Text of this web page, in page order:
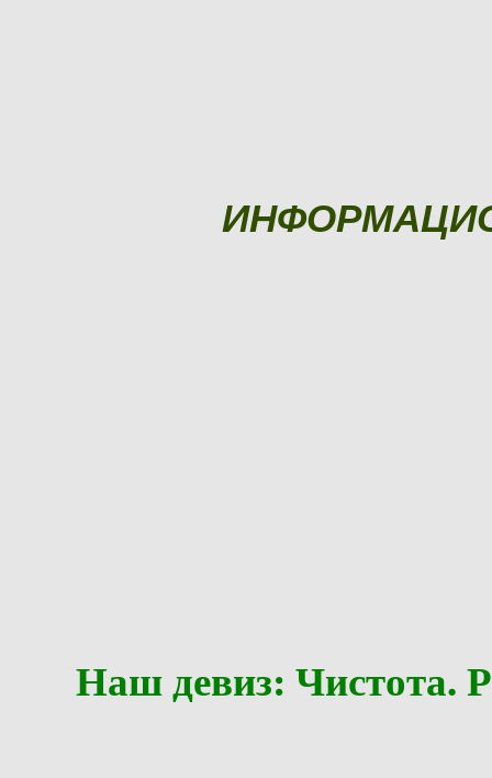
Наш девиз: